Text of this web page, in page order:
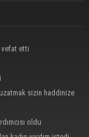
vefat etti
uzatmak sizin haddinize
oldu